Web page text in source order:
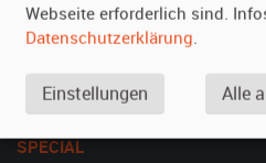
Fotos senden
Inserat verwalten
SPECIAL
Webseite erforderlich sind.
Datenschutzerklärung.
Einstellungen Alle